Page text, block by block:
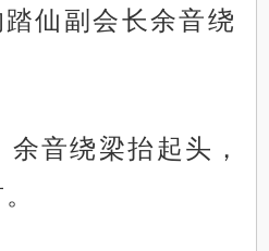
仙副会长余音绕
余音绕梁抬起头，